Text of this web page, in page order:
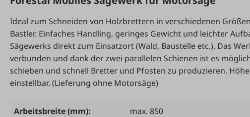
Ideal zum Schneiden von Holzbrettern in verschiedenen
Bastler. Einfaches Handling, geringes Gewicht und leichter
Sägewerks direkt zum Einsatzort (Wald, Baustelle etc.). Das
verbunden und dank der zwei parallelen Schienen ist es
schieben und schnell Bretter und Pfosten zu produzieren.
einstellbar. (Lieferung ohne Motorsäge)
Arbeitsbreite (mm):
max. 850